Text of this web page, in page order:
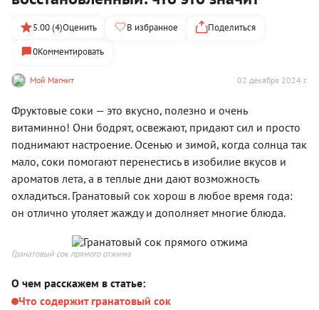
Мой Магнит 02 декабря 2024 г.
5.00 (4)Оценить В избранное
Поделиться
0Комментировать
Фруктовые соки — это вкусно, полезно и очень
витаминно! Они бодрят, освежают, придают сил и просто
поднимают настроение. Осенью и зимой, когда солнца так
мало, соки помогают перенестись в изобилие вкусов и
ароматов лета, а в теплые дни дают возможность
охладиться. Гранатовый сок хорош в любое время года:
он отлично утоляет жажду и дополняет многие блюда.
Гранатовый сок прямого отжима
О чем расскажем в статье:
Что содержит гранатовый сок